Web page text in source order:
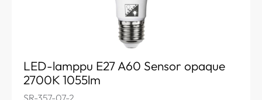
LED-lamppu E27 A60 Sensor opaque
2700K 1055lm